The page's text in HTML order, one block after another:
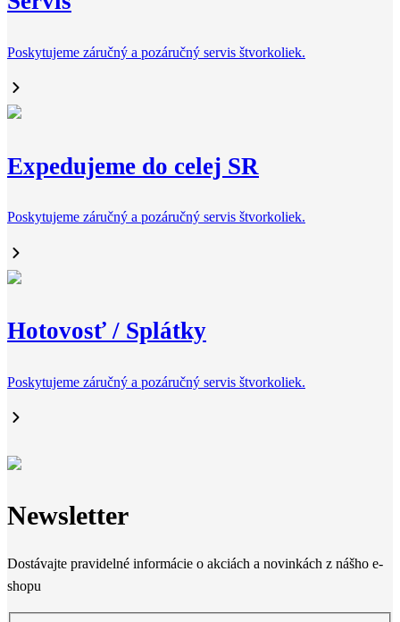
Poskytujeme záručný a pozáručný servis štvorkoliek.
Expedujeme do celej SR
Poskytujeme záručný a pozáručný servis štvorkoliek.
Hotovosť / Splátky
Poskytujeme záručný a pozáručný servis štvorkoliek.
Newsletter
Dostávajte pravidelné informácie o akciách a novinkách z nášho e-
shopu